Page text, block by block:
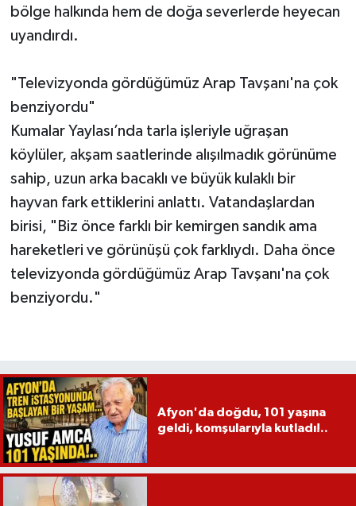
bölge halkında hem de doğa severlerde heyecan
uyandırdı.
"Televizyonda gördüğümüz Arap Tavşanı'na çok
benziyordu"
Kumalar Yaylası’nda tarla işleriyle uğraşan
köylüler, akşam saatlerinde alışılmadık görünüme
sahip, uzun arka bacaklı ve büyük kulaklı bir
hayvan fark ettiklerini anlattı. Vatandaşlardan
birisi, "Biz önce farklı bir kemirgen sandık ama
hareketleri ve görünüşü çok farklıydı. Daha önce
televizyonda gördüğümüz Arap Tavşanı'na çok
benziyordu."
Afyon'da doğdu, 101 yaşına
geldi, komşularıyla kutladı!..